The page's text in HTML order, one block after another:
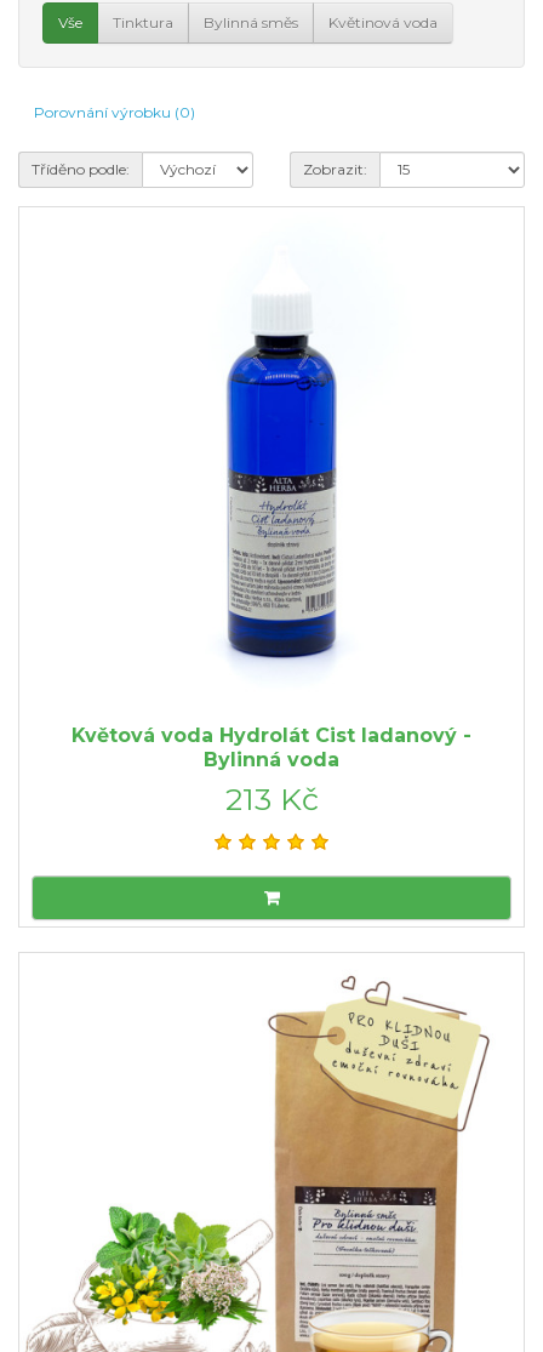
Vše Tinktura Bylinná směs Květinová voda
Porovnání výrobku (0)
Tříděno podle: Zobrazit:
Květová voda Hydrolát Cist ladanový -
Bylinná voda
213 Kč